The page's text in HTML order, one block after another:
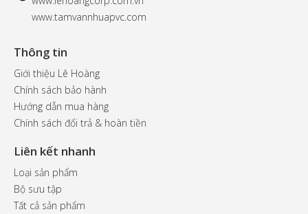
www.tamvannhuapvc.com
Thông tin
Giới thiệu Lê Hoàng
Chính sách bảo hành
Hướng dẫn mua hàng
Chính sách đổi trả & hoàn tiền
Liên kết nhanh
Loại sản phẩm
Bộ sưu tập
Tất cả sản phẩm